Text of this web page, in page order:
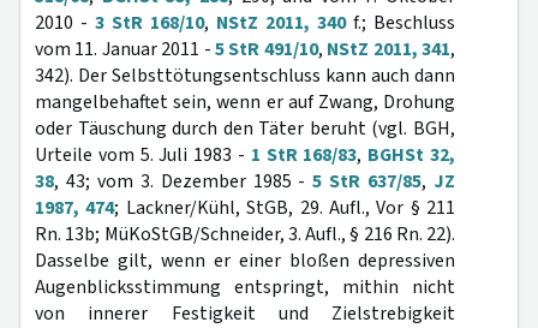
2010 - 3 StR 168/10, NStZ 2011, 340f.; Beschluss
vom 11. Januar 2011 -5 StR 491/10, NStZ 2011, 341,
342). Der Selbsttötungsentschluss kann auch dann
mangelbehaftet sein, wenn er auf Zwang, Drohung
oder Täuschung durch den Täter beruht (vgl. BGH,
Urteile vom 5. Juli 1983 - 1 StR 168/83, BGHSt 32,
38, 43; vom 3. Dezember 1985 -5 StR 637/85, JZ
1987, 474; Lackner/Kühl, StGB, 29. Aufl., Vor § 211
Rn. 13b; MüKoStGB/Schneider, 3. Aufl., § 216 Rn. 22).
Dasselbe gilt, wenn er einer bloßen depressiven
Augenblicksstimmung entspringt, mithin nicht
von innerer Festigkeit und Zielstrebigkeit